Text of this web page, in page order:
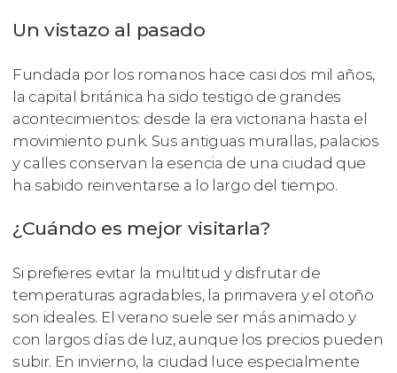
Un vistazo al pasado
Fundada por los romanos hace casi dos mil años,
la capital británica ha sido testigo de grandes
acontecimientos: desde la era victoriana hasta el
movimiento punk. Sus antiguas murallas, palacios
y calles conservan la esencia de una ciudad que
ha sabido reinventarse a lo largo del tiempo.
¿Cuándo es mejor visitarla?
Si prefieres evitar la multitud y disfrutar de
temperaturas agradables, la primavera y el otoño
son ideales. El verano suele ser más animado y
con largos días de luz, aunque los precios pueden
subir. En invierno, la ciudad luce especialmente